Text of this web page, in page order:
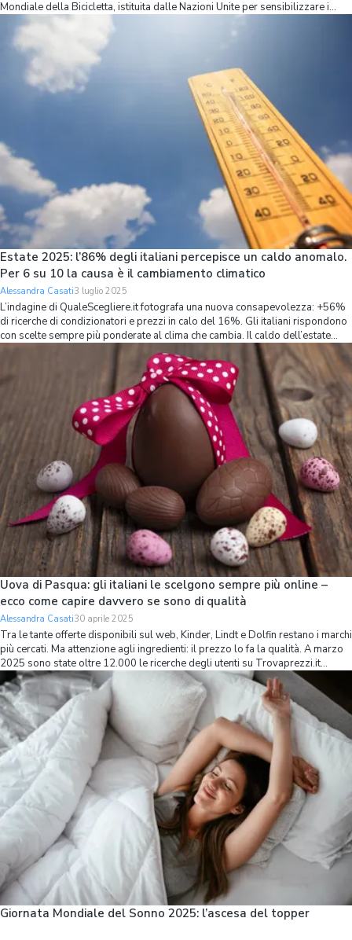
Mondiale della Bicicletta, istituita dalle Nazioni Unite per sensibilizzare i
cittadini circa i benefici ambientali, economici e sociali derivant
Estate 2025: l’86% degli italiani percepisce un caldo anomalo.
Per 6 su 10 la causa è il cambiamento climatico
Alessandra Casati3 luglio 2025
L’indagine di QualeScegliere.it fotografa una nuova consapevolezza: +56%
di ricerche di condizionatori e prezzi in calo del 16%. Gli italiani rispondono
con scelte sempre più ponderate al clima che cambia. Il caldo dell’estate
italiana non è più percepito come una semplice condizione atmosfe
Uova di Pasqua: gli italiani le scelgono sempre più online –
ecco come capire davvero se sono di qualità
Alessandra Casati30 aprile 2025
Tra le tante offerte disponibili sul web, Kinder, Lindt e Dolfin restano i marchi
più cercati. Ma attenzione agli ingredienti: il prezzo lo fa la qualità. A marzo
2025 sono state oltre 12.000 le ricerche degli utenti su Trovaprezzi.it
relative ad un uovo di cioccolato da acquistare: un dato più
Giornata Mondiale del Sonno 2025: l’ascesa del topper